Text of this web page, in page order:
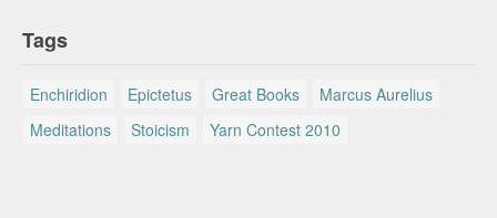
Tags
Enchiridion Epictetus Great Books
Marcus Aurelius
Meditations
Stoicism Yarn Contest 2010